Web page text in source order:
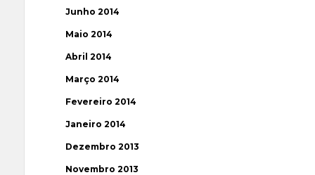
Junho 2014
Maio 2014
Abril 2014
Março 2014
Fevereiro 2014
Janeiro 2014
Dezembro 2013
Novembro 2013